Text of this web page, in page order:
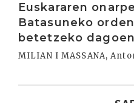
Euskararen
Batasuneko
betetzeko
MILIAN I MASSANA,